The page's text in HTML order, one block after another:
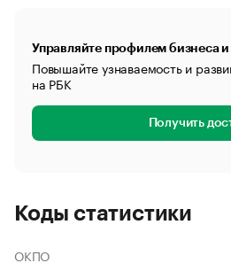
Управляйте профилем бизнеса
Повышайте узнаваемость и
на РБК
Получить
Коды статистики
ОКПО